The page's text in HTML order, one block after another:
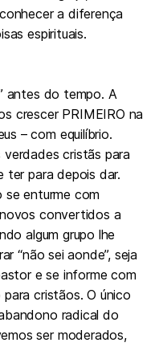
a diferença
espirituais.
antes do tempo. A
crescer PRIMEIRO na
– com equilíbrio.
verdades cristãs para
ter para depois dar.
se enturme com
convertidos a
algum grupo lhe
“não sei aonde”, seja
e se informe com
cristãos. O único
radical do
ser moderados,